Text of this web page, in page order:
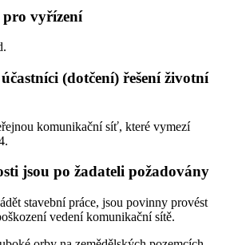
pro vyřízení
(dotčení) řešení životní
komunikační síť, které vymezí
jsou po žadateli požadovány
stavební práce, jsou povinny provést
vedení komunikační sítě.